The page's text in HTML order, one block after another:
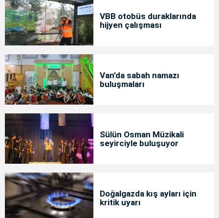
VBB otobüs duraklarında
hijyen çalışması
Van’da sabah namazı
buluşmaları
Sülün Osman Müzikali
seyirciyle buluşuyor
Doğalgazda kış ayları için
kritik uyarı